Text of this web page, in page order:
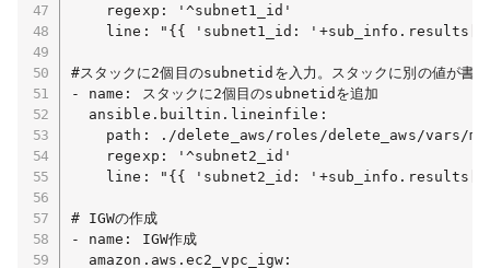
    regexp: '^subnet1_id'
line: "{{ 'subnet1_id:
#スタックに2個目のsubnetidを入力。スタックに別の値が書
- name: スタックに2個目のsubnetidを追加
  ansible.builtin.lineinfile:
path: ./delete_aws/roles/delete_aws/vars/
    regexp: '^subnet2_id'
line: "{{ 'subnet2_id:
# IGWの作成
- name: IGW作成
  amazon.aws.ec2_vpc_igw: